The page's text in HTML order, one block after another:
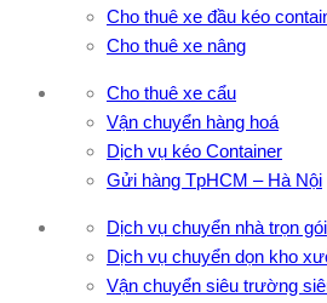
Cho thuê xe đầu kéo
Cho thuê xe nâng
Cho thuê xe cẩu
Vận chuyển hàng hoá
Dịch vụ kéo Container
Gửi hàng TpHCM – Hà Nội
Dịch vụ chuyển nhà trọn gói
Dịch vụ chuyển dọn kho
Vận chuyển siêu trường